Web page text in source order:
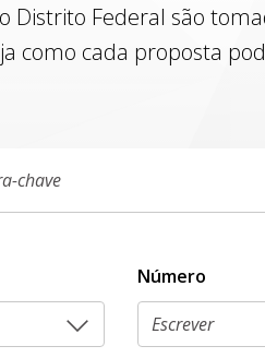
Distrito Federal são
como cada proposta
Número